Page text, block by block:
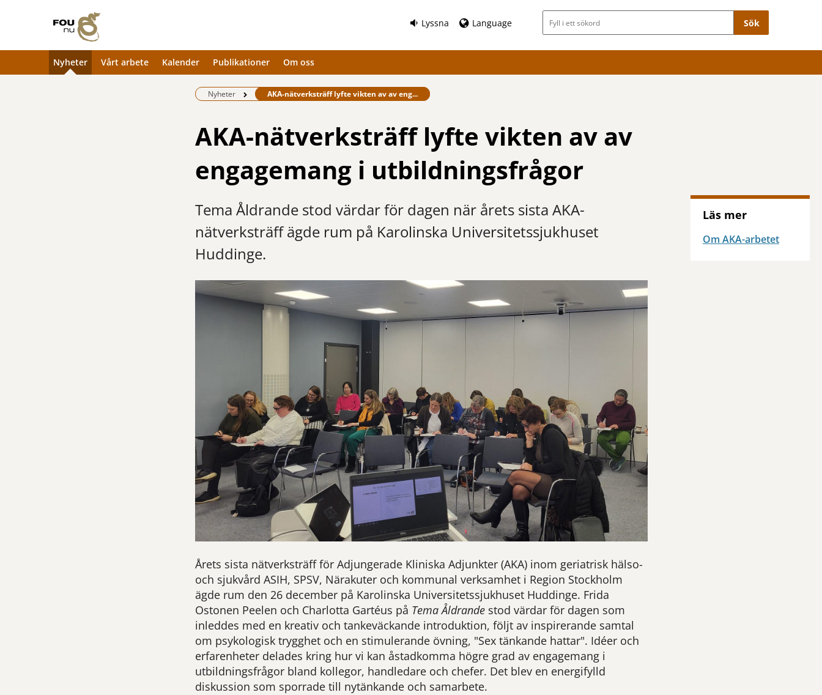
Lyssna Language Sökfält
Nyheter Vårt arbete Kalender Publikationer Om oss
Nyheter Befintlig sida:
AKA-nätverksträff lyfte vikten av av eng...
AKA-nätverksträff lyfte vikten av av
engagemang i utbildningsfrågor
Tema Åldrande stod värdar för dagen när årets sista AKA-
nätverksträff ägde rum på Karolinska Universitetssjukhuset
Huddinge.
Årets sista nätverksträff för Adjungerade Kliniska Adjunkter (AKA) inom geriatrisk hälso-
och sjukvård ASIH, SPSV, Närakuter och kommunal verksamhet i Region Stockholm
ägde rum den 26 december på Karolinska Universitetssjukhuset Huddinge. Frida
Ostonen Peelen och Charlotta Gartéus på Tema Åldrandestod värdar för dagen som
inleddes med en kreativ och tankeväckande introduktion, följt av inspirerande samtal
om psykologisk trygghet och en stimulerande övning, "Sex tänkande hattar". Idéer och
erfarenheter delades kring hur vi kan åstadkomma högre grad av engagemang i
utbildningsfrågor bland kollegor, handledare och chefer. Det blev en energifylld
diskussion som sporrade till nytänkande och samarbete.
Läs mer
Om AKA-arbetet